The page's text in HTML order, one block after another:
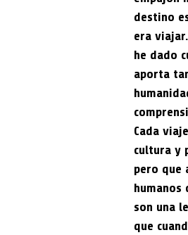
destino
era
he dado
aporta
Cada
cultura y
pero que
humanos
son una
que